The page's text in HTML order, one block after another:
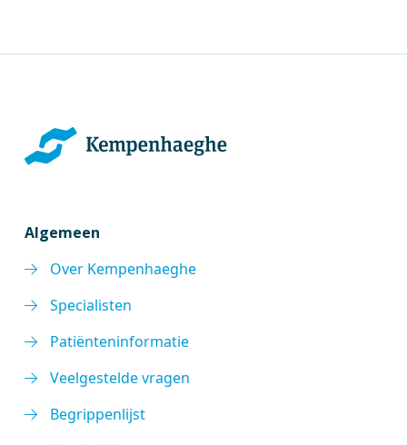
Algemeen
Over Kempenhaeghe
Specialisten
Patiënteninformatie
Veelgestelde vragen
Begrippenlijst